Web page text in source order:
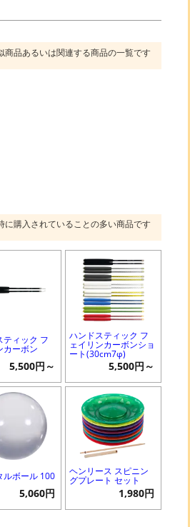
商品あるいは関連する商品の一覧です
に購入されていることの多い商品です
ティック フ
カーボン
5,500円～
ハンドスティック フ
ェイリンカーボンショ
ート(30cm7φ)
5,500円～
ルボール 100
5,060円
ヘンリース スピニン
グプレート セット
1,980円